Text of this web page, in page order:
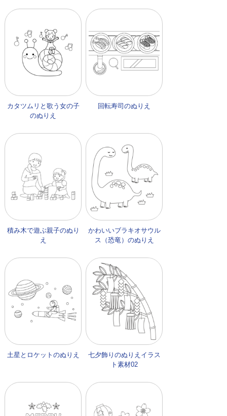
カタツムリと歌う女の子
のぬりえ
回転寿司のぬりえ
積み木で遊ぶ親子のぬり
え
かわいいブラキオサウル
ス（恐竜）のぬりえ
土星とロケットのぬりえ
七夕飾りのぬりえイラス
ト素材02